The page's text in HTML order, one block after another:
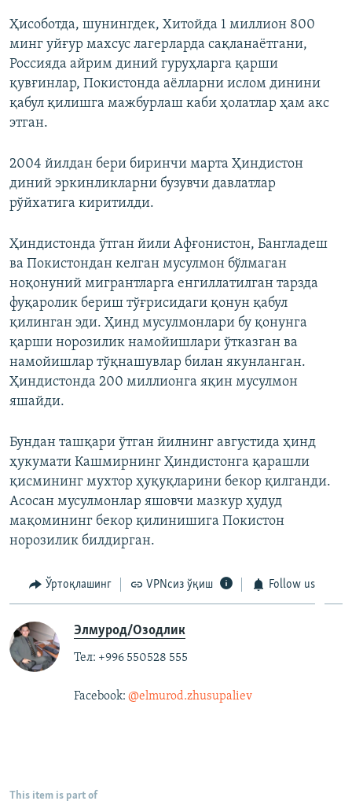
Ҳисоботда, шунингдек, Хитойда 1 миллион 800
минг уйғур махсус лагерларда сақланаётгани,
Россияда айрим диний гуруҳларга қарши
қувғинлар, Покистонда аёлларни ислом динини
қабул қилишга мажбурлаш каби ҳолатлар ҳам акс
этган.
2004 йилдан бери биринчи марта Ҳиндистон
диний эркинликларни бузувчи давлатлар
рўйхатига киритилди.
Ҳиндистонда ўтган йили Афғонистон, Бангладеш
ва Покистондан келган мусулмон бўлмаган
ноқонуний мигрантларга енгиллатилган тарзда
фуқаролик бериш тўғрисидаги қонун қабул
қилинган эди. Ҳинд мусулмонлари бу қонунга
қарши норозилик намойишлари ўтказган ва
намойишлар тўқнашувлар билан якунланган.
Ҳиндистонда 200 миллионга яқин мусулмон
яшайди.
Бундан ташқари ўтган йилнинг августида ҳинд
ҳукумати Кашмирнинг Ҳиндистонга қарашли
қисмининг мухтор ҳуқуқларини бекор қилганди.
Асосан мусулмонлар яшовчи мазкур ҳудуд
мақомининг бекор қилинишига Покистон
норозилик билдирган.
Ўртоқлашинг VPNсиз ўқиш Follow us
Элмурод/Озодлик
Тел: +996 550528 555
Facebook: @elmurod.zhusupaliev
This item is part of